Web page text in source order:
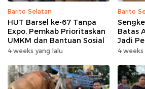
Barito Selatan
HUT Barsel ke-67 Tanpa
Expo, Pemkab Prioritaskan
UMKM dan Bantuan Sosial
4 weeks yang lalu
Barito
Batas
Jadi
4 weeks